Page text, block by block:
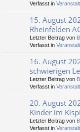
Verfasst in
15. August
Rheinfelden
Letzter Beitrag von
Verfasst in
16. August
schwierigen
Letzter Beitrag von
Verfasst in
20. August
Kinder im
Letzter Beitrag von
Verfasst in